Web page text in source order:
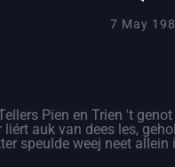
7 May
Pien en Trien 't
auk van dees les,
speulde weej neet